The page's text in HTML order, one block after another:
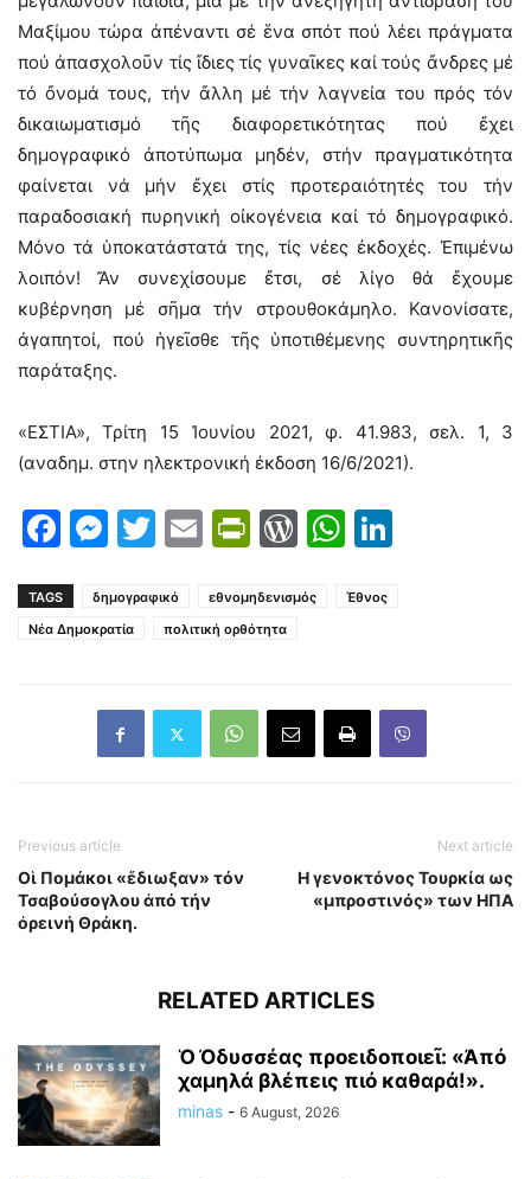
Μαξίμου τώρα ἀπέναντι σέ ἕνα σπότ πού λέει πράγματα
πού ἀπασχολοῦν τίς ἴδιες τίς γυναῖκες καί τούς ἄνδρες μέ
τό ὄνομά τους, τήν ἄλλη μέ τήν λαγνεία του πρός τόν
δικαιωματισμό τῆς διαφορετικότητας πού ἔχει
δημογραφικό ἀποτύπωμα μηδέν, στήν πραγματικότητα
φαίνεται νά μήν ἔχει στίς προτεραιότητές του τήν
παραδοσιακή πυρηνική οἰκογένεια καί τό δημογραφικό.
Μόνο τά ὑποκατάστατά της, τίς νέες ἐκδοχές. Ἐπιμένω
λοιπόν! Ἄν συνεχίσουμε ἔτσι, σέ λίγο θά ἔχουμε
κυβέρνηση μέ σῆμα τήν στρουθοκάμηλο. Κανονίσατε,
ἀγαπητοί, πού ἡγεῖσθε τῆς ὑποτιθέμενης συντηρητικῆς
παράταξης.
«ΕΣΤΙΑ», Τρίτη 15 Ἰουνίου 2021, φ. 41.983, σελ. 1, 3
(αναδημ. στην ηλεκτρονική έκδοση 16/6/2021).
Facebook
Messenger
Twitter
EmailPrintFriendly
WordPress
WhatsApp
TAGS δημογραφικό εθνομηδενισμός
Έθνος
Νέα Δημοκρατία
πολιτική ορθότητα
Previous article
Οἱ Πομάκοι «ἔδιωξαν» τόν
Τσαβούσογλου ἀπό τήν
ὀρεινή Θράκη.
Next article
Η γενοκτόνος Τουρκία ως
«μπροστινός» των ΗΠΑ
RELATED ARTICLES
Ὁ Ὀδυσσέας προειδοποιεῖ: «Ἀπό
χαμηλά βλέπεις πιό καθαρά!».
minas - 6 August, 2026